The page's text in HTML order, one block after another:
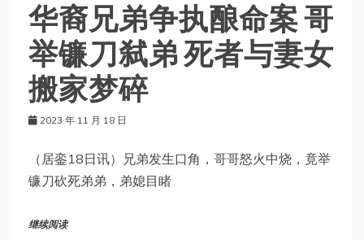
华裔兄弟争执酿命案 哥
举镰刀弑弟 死者与妻女
搬家梦碎
2023 年 11 月 18 日
（居銮18日讯）兄弟发生口角，哥哥怒火中烧，竟举
镰刀砍死弟弟，弟媳目睹
继续阅读